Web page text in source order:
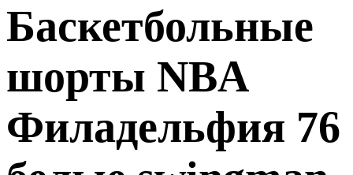
Баскетбольные
шорты NBA
Филадельфия 76